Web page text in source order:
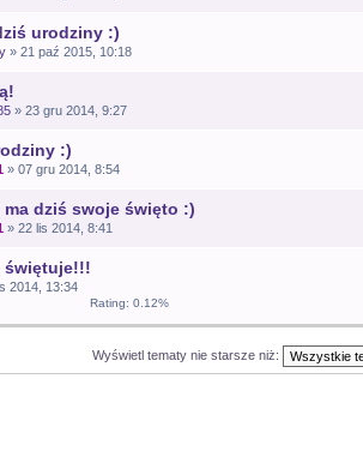
urodziny :)
» 21 paź 2015, 10:18
» 23 gru 2014, 9:27
:)
» 07 gru 2014, 8:54
ma dziś swoje święto :)
» 22 lis 2014, 8:41
świętuje!!!
2014, 13:34
Rating: 0.12%
Wyświetl tematy nie starsze niż: